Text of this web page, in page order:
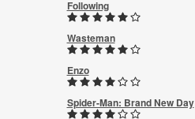
Following
Wasteman
Enzo
Spider-Man: Brand New Day